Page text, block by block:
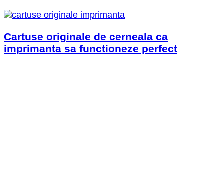
Cartuse originale de cerneala ca
imprimanta sa functioneze perfect